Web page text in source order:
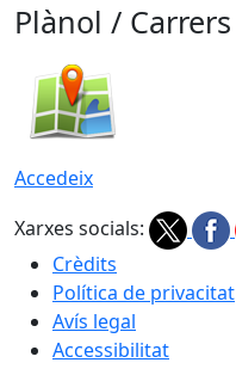
Plànol / Carrers
Accedeix
Xarxes socials:
Crèdits
Política de privacitat
Avís legal
Accessibilitat